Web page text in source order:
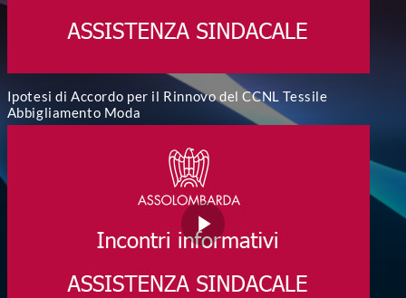
Ipotesi di Accordo per il Rinnovo del CCNL Tessile
Abbigliamento Moda